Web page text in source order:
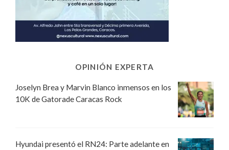
OPINIÓN EXPERTA
Joselyn Brea y Marvin Blanco inmensos en los
10K de Gatorade Caracas Rock
Hyundai presentó el RN24: Parte adelante en